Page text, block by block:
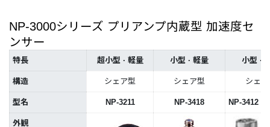
NP-3000シリーズ プリアンプ内蔵型 加速度セ
ンサー
特長 超小型 · 軽量 小型 · 軽量 小型 ·
構造 シェア型 シェア型 シェ
型名 NP-3211 NP-3418 NP-3412
外観